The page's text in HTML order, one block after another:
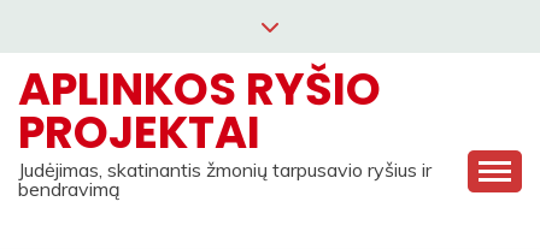
content
APLINKOS RYŠIO
PROJEKTAI
Judėjimas, skatinantis žmonių tarpusavio ryšius ir
bendravimą